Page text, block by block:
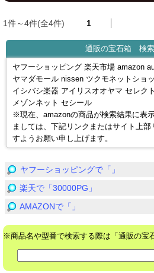
1件～4件(全4件) 1
通販の宝石箱 検
ヤフーショッピング 楽天市場 amazon
ヤマダモール nissen ツクモネットショ
イシバシ楽器 アイリスオオヤマ セレク
メゾンネット セシール
※現在、amazonの商品が検索結果に表
ましては、下記リンクまたはサイト上
すようお願い申し上げます。
ヤフーショッピングで「」
楽天で「30000PG」
AMAZONで「」
※商品名や型番で検索する際は「通販の宝